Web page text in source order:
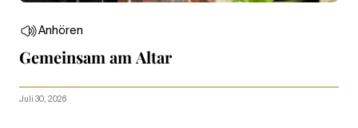
Anhören
Gemeinsam am Altar
Juli 30, 2026